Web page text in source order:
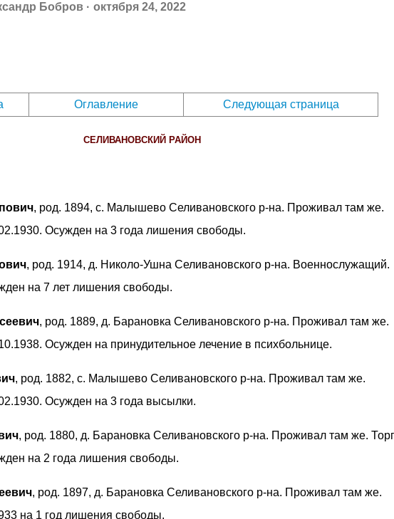
Бобров октября 24, 2022
Оглавление Следующая страница
СЕЛИВАНОВСКИЙ РАЙОН
, род. 1894, с. Малышево Селивановского р-на. Проживал там же.
Осужден на 3 года лишения свободы.
, род. 1914, д. Николо-Ушна Селивановского р-на. Военнослужащий.
на 7 лет лишения свободы.
, род. 1889, д. Барановка Селивановского р-на. Проживал там же.
Осужден на принудительное лечение в психбольнице.
, род. 1882, с. Малышево Селивановского р-на. Проживал там же.
Осужден на 3 года высылки.
, род. 1880, д. Барановка Селивановского р-на. Проживал там же.
на 2 года лишения свободы.
, род. 1897, д. Барановка Селивановского р-на. Проживал там же.
на 1 год лишения свободы.